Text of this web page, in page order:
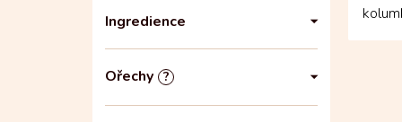
Ingredience
Ořechy ?